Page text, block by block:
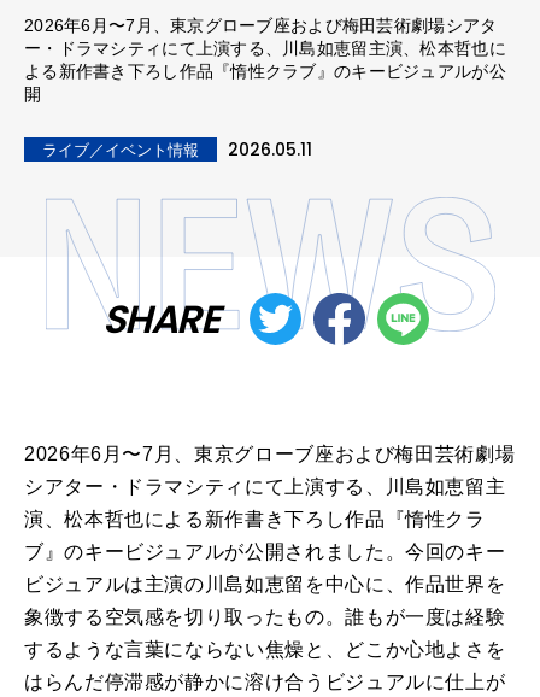
2026年6月〜7月、東京グローブ座および梅田芸術劇場シアタ
ー・ドラマシティにて上演する、川島如恵留主演、松本哲也に
よる新作書き下ろし作品『惰性クラブ』のキービジュアルが公
開
ライブ／イベント情報 2026.05.11
SHARE
2026年6月〜7月、東京グローブ座および梅田芸術劇場
シアター・ドラマシティにて上演する、川島如恵留主
演、松本哲也による新作書き下ろし作品『惰性クラ
ブ』のキービジュアルが公開されました。今回のキー
ビジュアルは主演の川島如恵留を中心に、作品世界を
象徴する空気感を切り取ったもの。誰もが一度は経験
するような言葉にならない焦燥と、どこか心地よさを
はらんだ停滞感が静かに溶け合うビジュアルに仕上が